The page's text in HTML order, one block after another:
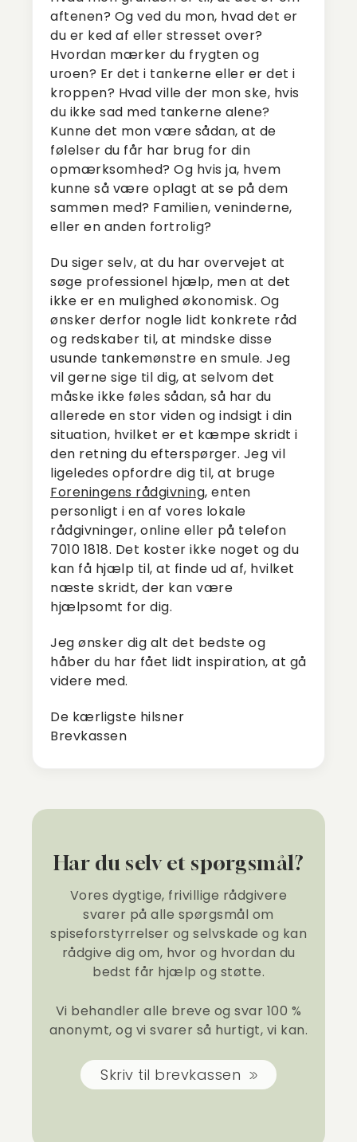
aftenen? Og ved du mon, hvad det er
du er ked af eller stresset over?
Hvordan mærker du frygten og
uroen? Er det i tankerne eller er det i
kroppen? Hvad ville der mon ske, hvis
du ikke sad med tankerne alene?
Kunne det mon være sådan, at de
følelser du får har brug for din
opmærksomhed? Og hvis ja, hvem
kunne så være oplagt at se på dem
sammen med? Familien, veninderne,
eller en anden fortrolig?
Du siger selv, at du har overvejet at
søge professionel hjælp, men at det
ikke er en mulighed økonomisk. Og
ønsker derfor nogle lidt konkrete råd
og redskaber til, at mindske disse
usunde tankemønstre en smule. Jeg
vil gerne sige til dig, at selvom det
måske ikke føles sådan, så har du
allerede en stor viden og indsigt i din
situation, hvilket er et kæmpe skridt i
den retning du efterspørger. Jeg vil
ligeledes opfordre dig til, at bruge
Foreningens rådgivning, enten
personligt i en af vores lokale
rådgivninger, online eller på telefon
7010 1818. Det koster ikke noget og du
kan få hjælp til, at finde ud af, hvilket
næste skridt, der kan være
hjælpsomt for dig.
Jeg ønsker dig alt det bedste og
håber du har fået lidt inspiration, at gå
videre med.
De kærligste hilsner
Brevkassen
Har du selv et spørgsmål?
Vores dygtige, frivillige rådgivere
svarer på alle spørgsmål om
spiseforstyrrelser og selvskade og kan
rådgive dig om, hvor og hvordan du
bedst får hjælp og støtte.
Vi behandler alle breve og svar 100 %
anonymt, og vi svarer så hurtigt, vi kan.
Skriv til brevkassen